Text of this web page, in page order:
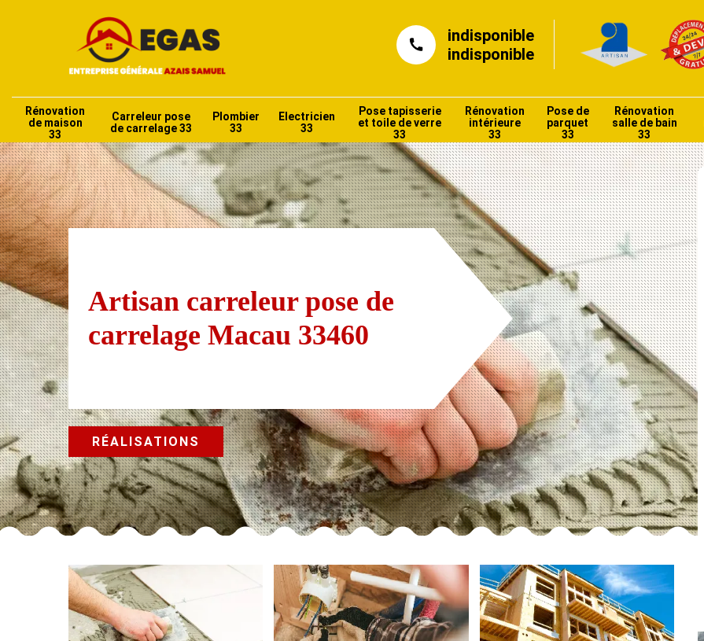
indisponible
indisponible
Rénovation
de maison
33
Carreleur pose
de carrelage 33
Plombier
33
Electricien
33
Pose tapisserie
et toile de verre
33
Rénovation
intérieure
33
Pose de
parquet
33
Rénovation
salle de bain
33
Artisan carreleur pose de
carrelage Macau 33460
RÉALISATIONS